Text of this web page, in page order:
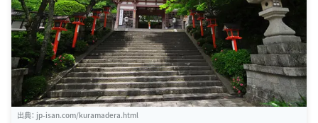
出典： jp-isan.com/kuramadera.html